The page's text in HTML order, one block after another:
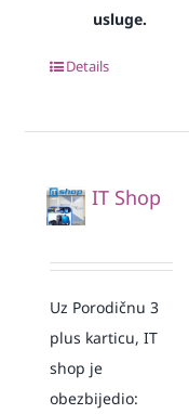
usluge.
Details
IT Shop
Uz Porodičnu 3
plus karticu, IT
shop je
obezbijedio: